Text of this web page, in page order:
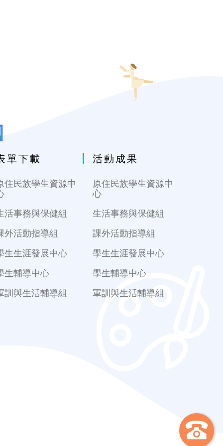
單下載
住民族學生資源中
活事務與保健組
外活動指導組
生生涯發展中心
生輔導中心
訓與生活輔導組
活動成果
原住民族學生資源中
心
生活事務與保健組
課外活動指導組
學生生涯發展中心
學生輔導中心
軍訓與生活輔導組